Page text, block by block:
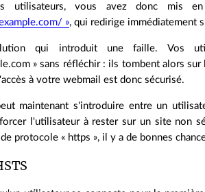
utilisateurs, vous avez donc mis
», qui redirige immédiatement
qui introduit une faille. Vos
» sans réfléchir : ils tombent alors
à votre webmail est donc sécurisé.
maintenant s'introduire entre un
l'utilisateur à rester sur un site non
protocole « https », il y a de bonnes